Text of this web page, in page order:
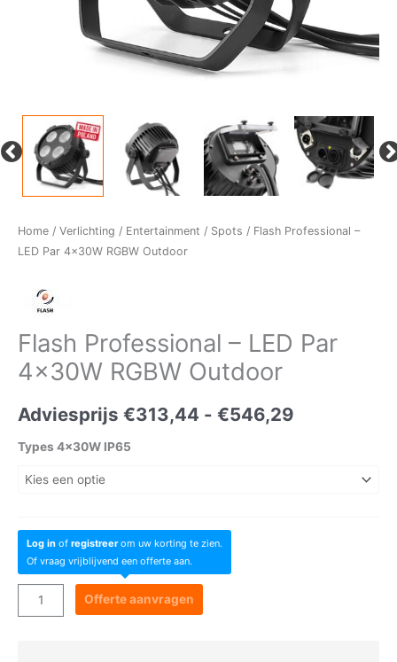
Home / Verlichting / Entertainment / Spots / Flash Professional –
LED Par 4x30W RGBW Outdoor
Flash Professional – LED Par
4x30W RGBW Outdoor
Adviesprijs €313,44 - €546,29
€313,44
Types 4x30W IP65
Log in of registreerom uw korting te zien.
Of vraag vrijblijvend een offerte aan.
Flash
Professional
Offerte aanvragen